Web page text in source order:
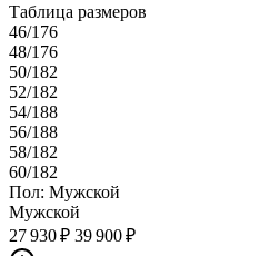
Таблица размеров
46/176
48/176
50/182
52/182
54/188
56/188
58/182
60/182
Пол: Мужской
Мужской
27 930 ₽ 39 900 ₽